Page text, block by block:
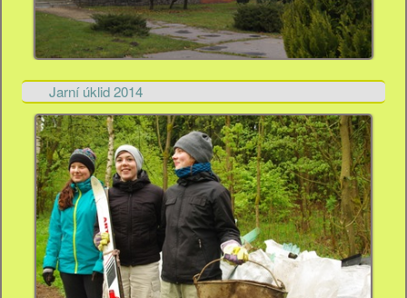
Jarní úklid 2014